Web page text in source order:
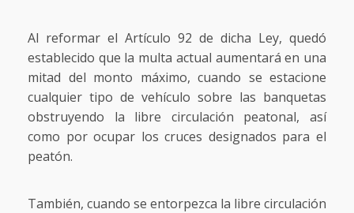
Al reformar el Artículo 92 de dicha Ley, quedó
establecido que la multa actual aumentará en una
mitad del monto máximo, cuando se estacione
cualquier tipo de vehículo sobre las banquetas
obstruyendo la libre circulación peatonal, así
como por ocupar los cruces designados para el
peatón.
También, cuando se entorpezca la libre circulación